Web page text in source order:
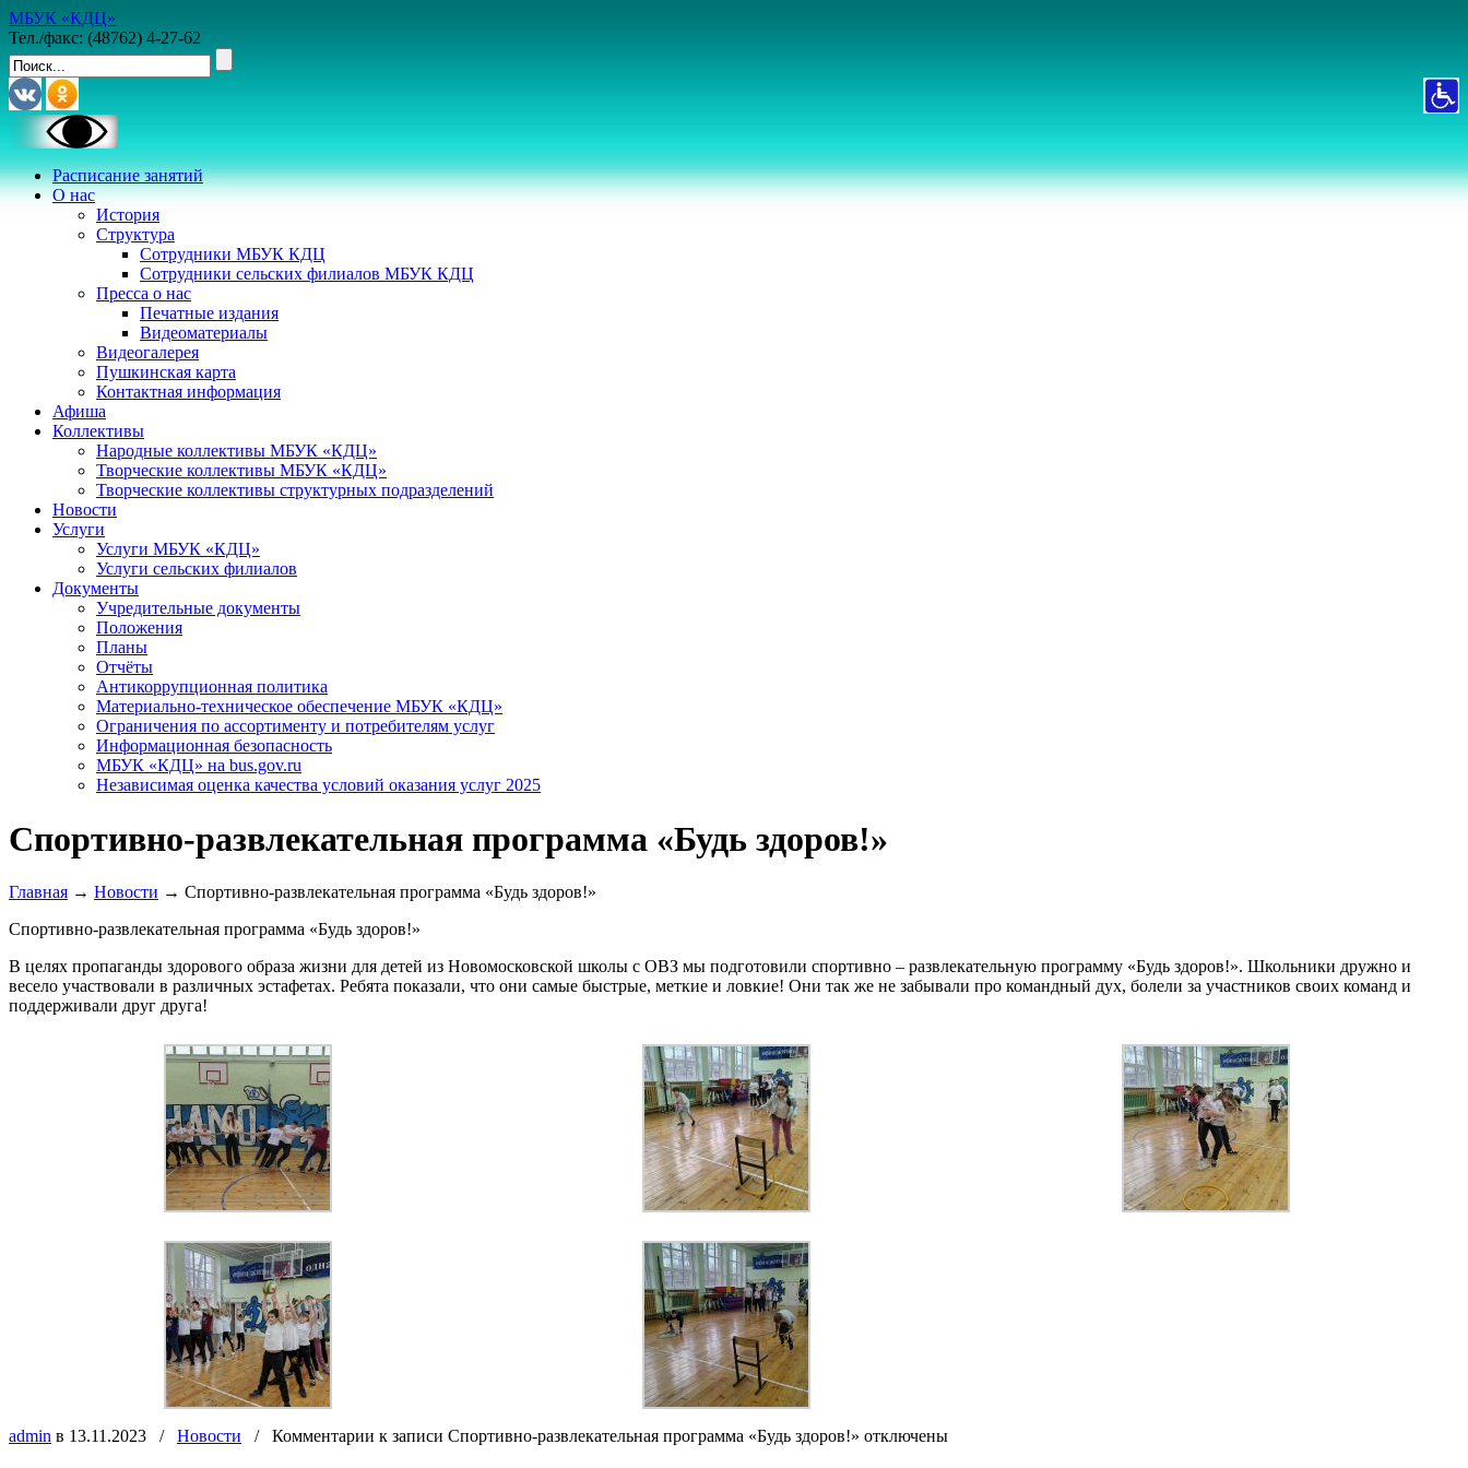
МБУК «КДЦ»
Тел./факс: (48762) 4-27-62
Расписание занятий
О нас
История
Структура
Сотрудники МБУК КДЦ
Сотрудники сельских филиалов МБУК КДЦ
Пресса о нас
Печатные издания
Видеоматериалы
Видеогалерея
Пушкинская карта
Контактная информация
Афиша
Коллективы
Народные коллективы МБУК «КДЦ»
Творческие коллективы МБУК «КДЦ»
Творческие коллективы структурных подразделений
Новости
Услуги
Услуги МБУК «КДЦ»
Услуги сельских филиалов
Документы
Учредительные документы
Положения
Планы
Отчёты
Антикоррупционная политика
Материально-техническое обеспечение МБУК «КДЦ»
Ограничения по ассортименту и потребителям услуг
Информационная безопасность
МБУК «КДЦ» на bus.gov.ru
Независимая оценка качества условий оказания услуг 2025
Спортивно-развлекательная программа «Будь здоров!»
Главная → Новости → Спортивно-развлекательная программа «Будь здоров!»
Спортивно-развлекательная программа «Будь здоров!»
В целях пропаганды здорового образа жизни для детей из Новомосковской школы с ОВЗ мы подготовили спортивно – развлекательную программу «Будь здоров!». Школьники дружно и
весело участвовали в различных эстафетах. Ребята показали, что они самые быстрые, меткие и ловкие! Они так же не забывали про командный дух, болели за участников своих команд и
поддерживали друг друга!
admin в 13.11.2023 / Новости / Комментарии к записи Спортивно-развлекательная программа «Будь здоров!» отключены